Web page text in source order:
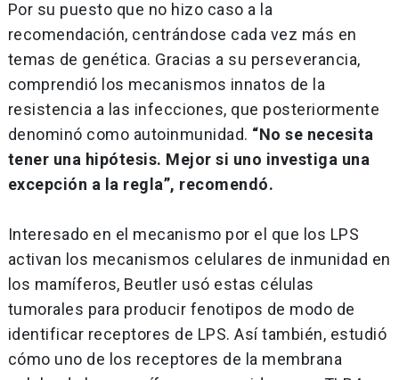
Por su puesto que no hizo caso a la
recomendación, centrándose cada vez más en
temas de genética. Gracias a su perseverancia,
comprendió los mecanismos innatos de la
resistencia a las infecciones, que posteriormente
denominó como autoinmunidad. “No se necesita
tener una hipótesis. Mejor si uno investiga una
excepción a la regla”, recomendó.
Interesado en el mecanismo por el que los LPS
activan los mecanismos celulares de inmunidad en
los mamíferos, Beutler usó estas células
tumorales para producir fenotipos de modo de
identificar receptores de LPS. Así también, estudió
cómo uno de los receptores de la membrana